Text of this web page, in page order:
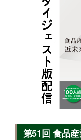
第51回 食品